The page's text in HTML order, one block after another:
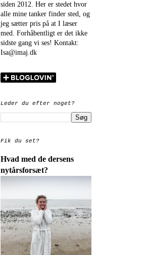
siden 2012. Her er stedet hvor
alle mine tanker finder sted, og
jeg sætter pris på at I læser
med. Forhåbentligt er det ikke
sidste gang vi ses! Kontakt:
Isa@imaj.dk
Leder du efter noget?
Fik du set?
Hvad med de dersens
nytårsforsæt?